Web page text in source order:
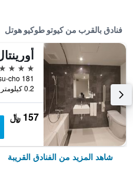
فنادق بالقرب من كيوتو طوكيو هوتل
4 نجوم
0.2 كيلومتر عن وسط المدينة
157 ﷼
شاهد المزيد من الفنادق القريبة